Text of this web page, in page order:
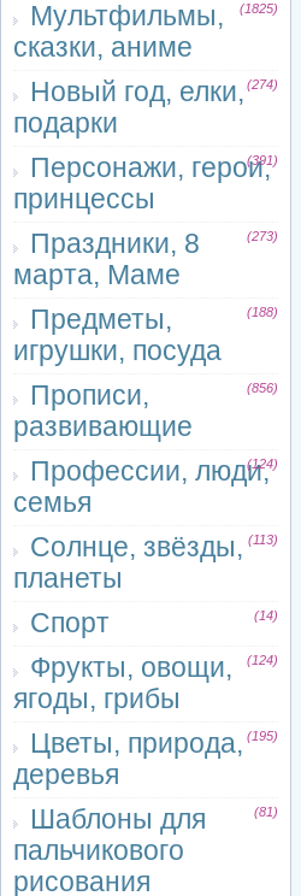
Мультфильмы,
сказки, аниме
(1825)
Новый год, елки,
подарки
(274)
Персонажи, герои,
принцессы
(391)
Праздники, 8
марта, Маме
(273)
Предметы,
игрушки, посуда
(188)
Прописи,
развивающие
(856)
Профессии, люди,
семья
(124)
Солнце, звёзды,
планеты
(113)
Спорт (14)
Фрукты, овощи,
ягоды, грибы
(124)
Цветы, природа,
деревья
(195)
Шаблоны для
пальчикового
рисования
(81)